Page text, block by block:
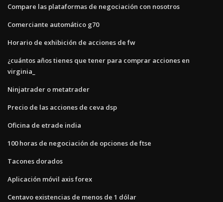
Compare las plataformas de negociación con nosotros
Comerciante automático g70
Horario de exhibición de acciones de fw
¿cuántos años tienes que tener para comprar acciones en
virginia_
Ninjatrader o metatrader
Precio de las acciones de ceva dsp
Oficina de etrade india
100 horas de negociación de opciones de ftse
Tacones dorados
Aplicación móvil axis forex
Centavo existencias de menos de 1 dólar